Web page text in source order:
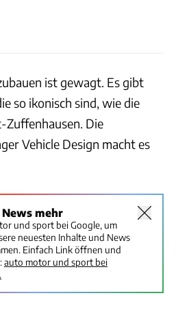
ist gewagt. Es gibt
so ikonisch sind, wie die
Die
Vehicle Design macht es
mehr
und sport bei Google, um
neuesten Inhalte und News
Einfach Link öffnen und
auto motor und sport bei